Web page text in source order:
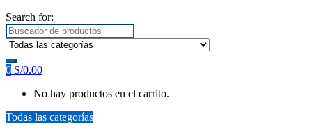
Search for:
0 S/0.00
No hay productos en el carrito.
Todas las categorías